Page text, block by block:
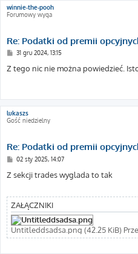
winnie-the-pooh
Forumowy wyga
Re: Podatki od premii
P
s
31 gru 2024, 13:15
Z tego nic nie można powiedzieć.
lukaszs
Gość niedzielny
Re: Podatki od premii
P
s
t
02 sty 2025, 14:07
Z sekcji trades wyglada to tak
ZAŁĄCZNIKI
Untitleddsadsa.png (42.25 KiB)